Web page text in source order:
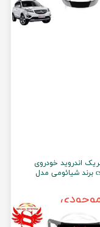
اندروید خودروی
چانگان cs35 برند شیائومی مدل